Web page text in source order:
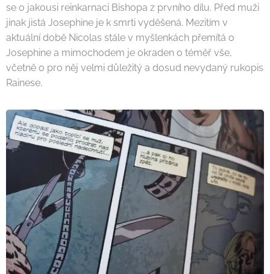
se o jakousi reinkarnaci Bishopa z prvního dílu. Před muži
jinak jistá Josephine je k smrti vyděšená. Mezitím v
aktuální době Nicolas stále v myšlenkách přemítá o
Josephine a mimochodem je okraden o téměř vše,
včetně o pro něj velmi důležitý a dosud nevydaný rukopis
Rainese.